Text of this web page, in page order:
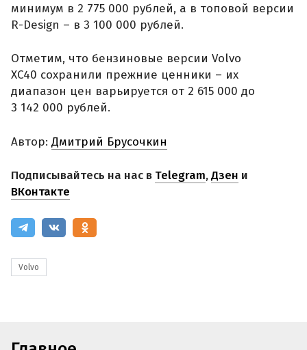
минимум в 2 775 000 рублей, а в топовой версии
R-Design – в 3 100 000 рублей.
Отметим, что бензиновые версии Volvo
XC40 сохранили прежние ценники – их
диапазон цен варьируется от 2 615 000 до
3 142 000 рублей.
Автор: Дмитрий Брусочкин
Подписывайтесь на нас в Telegram,Дзен и
ВКонтакте
Volvo